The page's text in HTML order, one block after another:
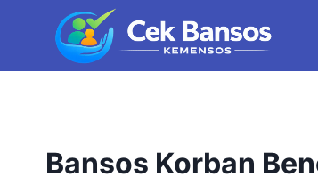
Bansos Korban